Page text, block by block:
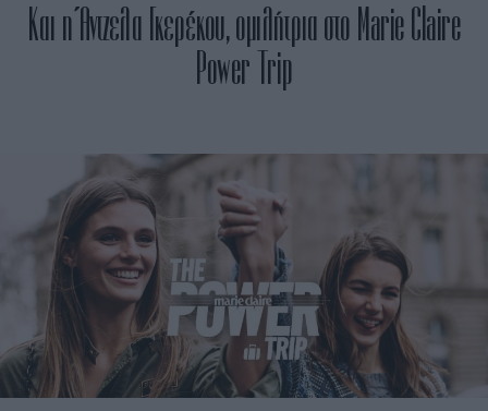
Και η Άντζελα Γκερέκου, ομιλήτρια στο Marie Claire
Power Trip